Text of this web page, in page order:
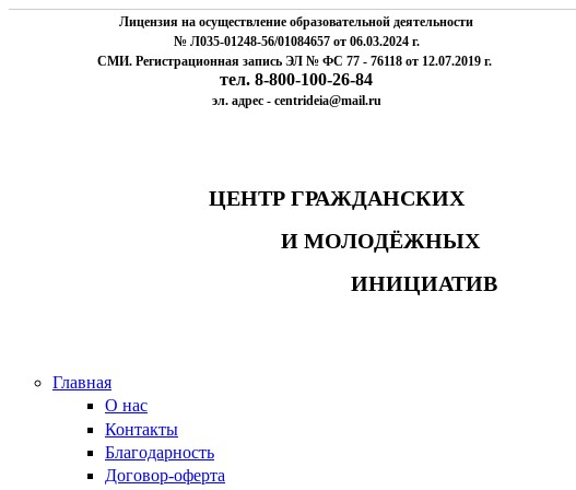
Лицензия на осуществление образовательной деятельности
№ Л035-01248-56/01084657 от 06.03.2024 г.
СМИ. Регистрационная запись ЭЛ № ФС 77 - 76118 от 12.07.2019 г.
тел. 8-800-100-26-84
эл. адрес - centrideia@mail.ru
ЦЕНТР ГРАЖДАНСКИХ
И МОЛОДЁЖНЫХ
ИНИЦИАТИВ
Главная
О нас
Контакты
Благодарность
Договор-оферта